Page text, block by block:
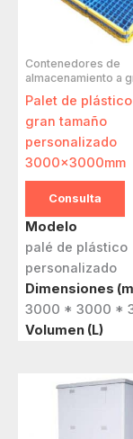
Contenedores de
almacenamiento a
Palet de
gran tamaño
personalizado
3000x3000mm
Consulta
Modelo
palé de plástico
personalizado
Dimensiones
3000 * 3000 *
Volumen (L)